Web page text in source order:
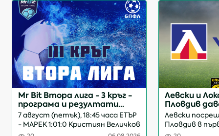
Mr Bit Втора лига - 3 кръг -
програма и резултати
(обновява се)
7 август (петък), 18:45 часа ЕТЪР
- МАРЕК 1:01:0 Кристиян Величков
72 9 август (неделя), 18:00 часа
Левски и
Пловдив
кръга
Левски
Пловдив в
четвъртия